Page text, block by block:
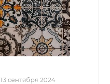
13 сентября 2024